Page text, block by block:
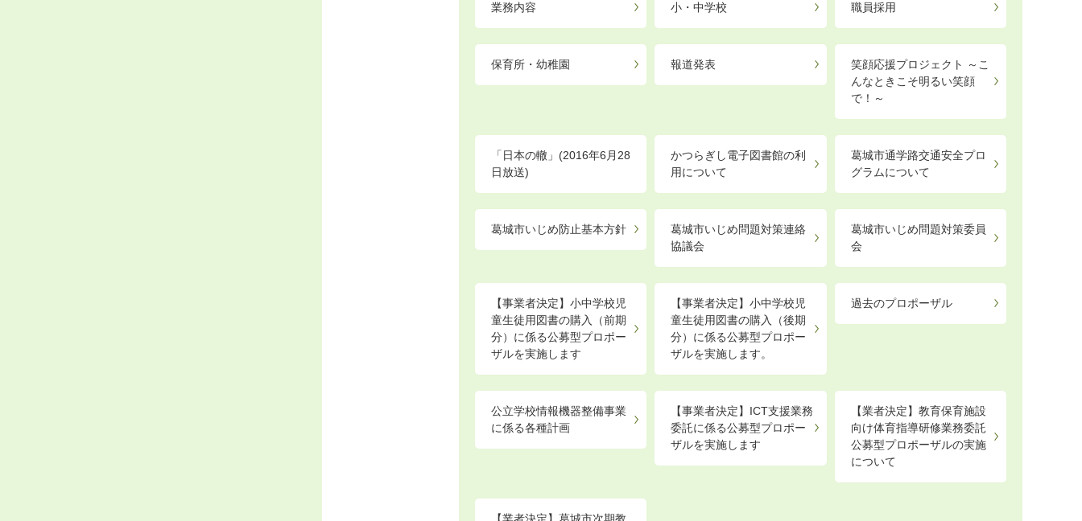
業務内容 小・中学校 職員採用
保育所・幼稚園 報道発表
笑顔応援プロジェクト ～こ
んなときこそ明るい笑顔
で！～
「日本の轍」(2016年6月28
日放送)
かつらぎし電子図書館の利
用について
葛城市通学路交通安全プロ
グラムについて
葛城市いじめ防止基本方針
葛城市いじめ問題対策連絡
協議会
葛城市いじめ問題対策委員
会
【事業者決定】小中学校児
童生徒用図書の購入（前期
分）に係る公募型プロポー
ザルを実施します
【事業者決定】小中学校児
童生徒用図書の購入（後期
分）に係る公募型プロポー
ザルを実施します。
過去のプロポーザル
公立学校情報機器整備事業
に係る各種計画
【事業者決定】ICT支援業務
委託に係る公募型プロポー
ザルを実施します
【業者決定】教育保育施設
向け体育指導研修業務委託
公募型プロポーザルの実施
について